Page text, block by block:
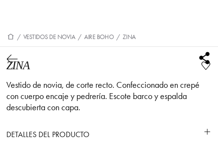
/ VESTIDOS DE NOVIA / AIRE BOHO / ZINA
ZINA
Vestido de novia, de corte recto. Confeccionado en crepé
con cuerpo encaje y pedrería. Escote barco y espalda
descubierta con capa.
DETALLES DEL PRODUCTO